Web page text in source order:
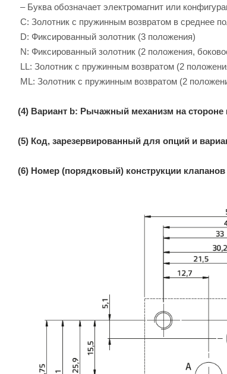
– Буква обозначает электромагнит или
C: Золотник с пружинным возвратом в среднее
D: Фиксированный золотник (3 положения)
N: Фиксированный золотник (2 положения,
LL: Золотник с пружинным возвратом (2
ML: Золотник с пружинным возвратом (2
(4) Вариант b: Рычажный механизм на стороне
(5) Код, зарезервированный для опций и
(6) Номер (порядковый) конструкции клапанов